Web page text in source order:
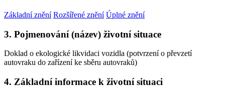
Základní znění Rozšířené znění Úplné znění
3. Pojmenování (název) životní situace
Doklad o ekologické likvidaci vozidla (potvrzení o převzetí
autovraku do zařízení ke sběru autovraků)
4. Základní informace k životní situaci